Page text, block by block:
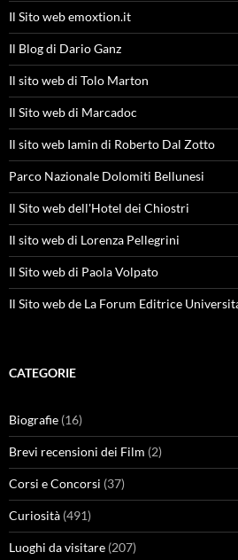
Il Sito web emoxtion.it
Il Blog di Dario Ganz
Il sito web di Tolo Marton
Il Sito web di Marcadoc
Il sito web Iamin di Roberto Dal Zotto
Parco Nazionale Dolomiti Bellunesi
Il Sito web dell'Hotel dei Chiostri
Il sito web di Lorenza Pellegrini
Il Sito web di Paola Volpato
Il Sito web de La Forum Editrice
CATEGORIE
Biografie (16)
Brevi recensioni dei Film (2)
Corsi e Concorsi (37)
Curiosità (491)
Luoghi da visitare (207)